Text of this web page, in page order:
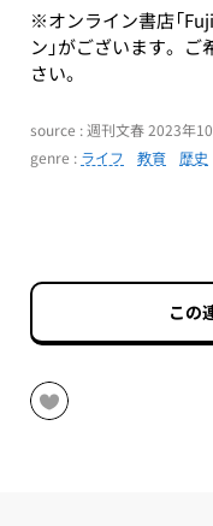
※オンライン書店「
ン」がございます。ご
さい。
source : 週刊文春 2023年
genre : ライフ 教育 歴史
この